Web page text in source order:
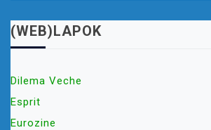
(WEB)LAPOK
Dilema Veche
Esprit
Eurozine